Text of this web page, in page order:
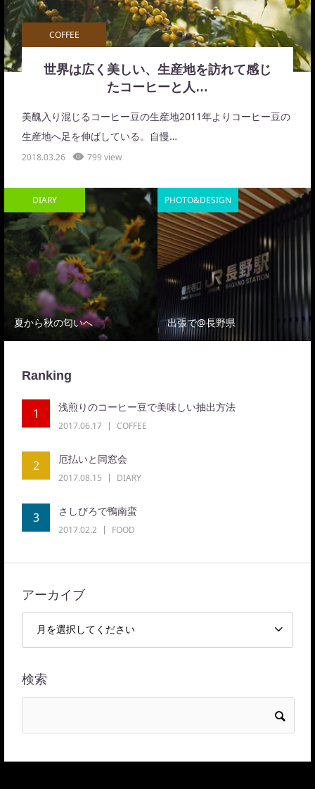
COFFEE
世界は広く美しい、生産地を訪れて感じ
たコーヒーと人…
美醜入り混じるコーヒー豆の生産地2011年よりコーヒー豆の
生産地へ足を伸ばしている。自慢…
2018.03.26 799 view
DIARY
夏から秋の匂いへ
PHOTO&DESIGN
出張で@長野県
Ranking
1 浅煎りのコーヒー豆で美味しい抽出方法
2017.06.17 COFFEE
2 厄払いと同窓会
2017.08.15 DIARY
3 さしびろで鴨南蛮
2017.02.2 FOOD
アーカイブ
検索